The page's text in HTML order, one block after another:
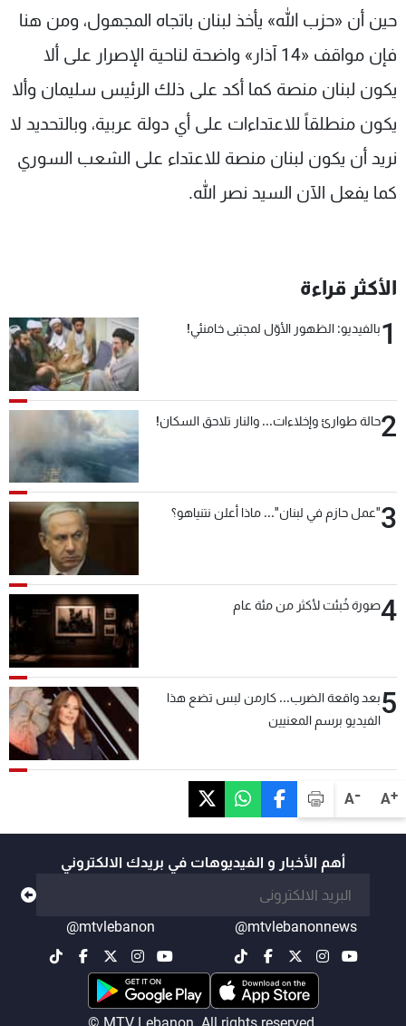
A+
A-
حين أن «حزب الله» يأخذ لبنان باتجاه المجهول، ومن هنا
فإن مواقف «14 آذار» واضحة لناحية الإصرار على ألا
يكون لبنان منصة كما أكد على ذلك الرئيس سليمان وألا
يكون منطلقاً للاعتداءات على أي دولة عربية، وبالتحديد لا
نريد أن يكون لبنان منصة للاعتداء على الشعب السوري
كما يفعل الآن السيد نصر الله.
الأكثر قراءة
1بالفيديو: الظهور الأوّل لمجتبى خامنئي!
2حالة طوارئ وإخلاءات... والنار تلاحق السكان!
3"عمل حازم في لبنان"... ماذا أعلن نتنياهو؟
4صورة خُبئت لأكثر من مئة عام
5بعد واقعة الضرب... كارمن لبس تضع هذا
الفيديو برسم المعنيين
أهم الأخبار و الفيديوهات في بريدك الالكتروني
@mtvlebanonnews
@mtvlebanon